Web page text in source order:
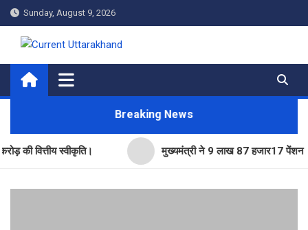
Skip
to
content
Sunday, August 9, 2026
Current Uttarakhand
Breaking News
स्वीकृति। मुख्यमंत्री ने 9 लाख 87 हजार17 पेंशन